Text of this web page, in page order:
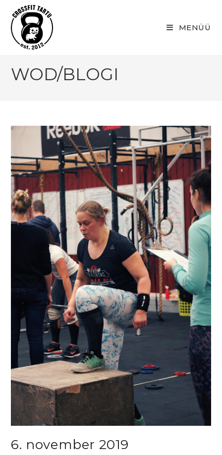
content
MENÜÜ
WOD/BLOGI
6. november 2019